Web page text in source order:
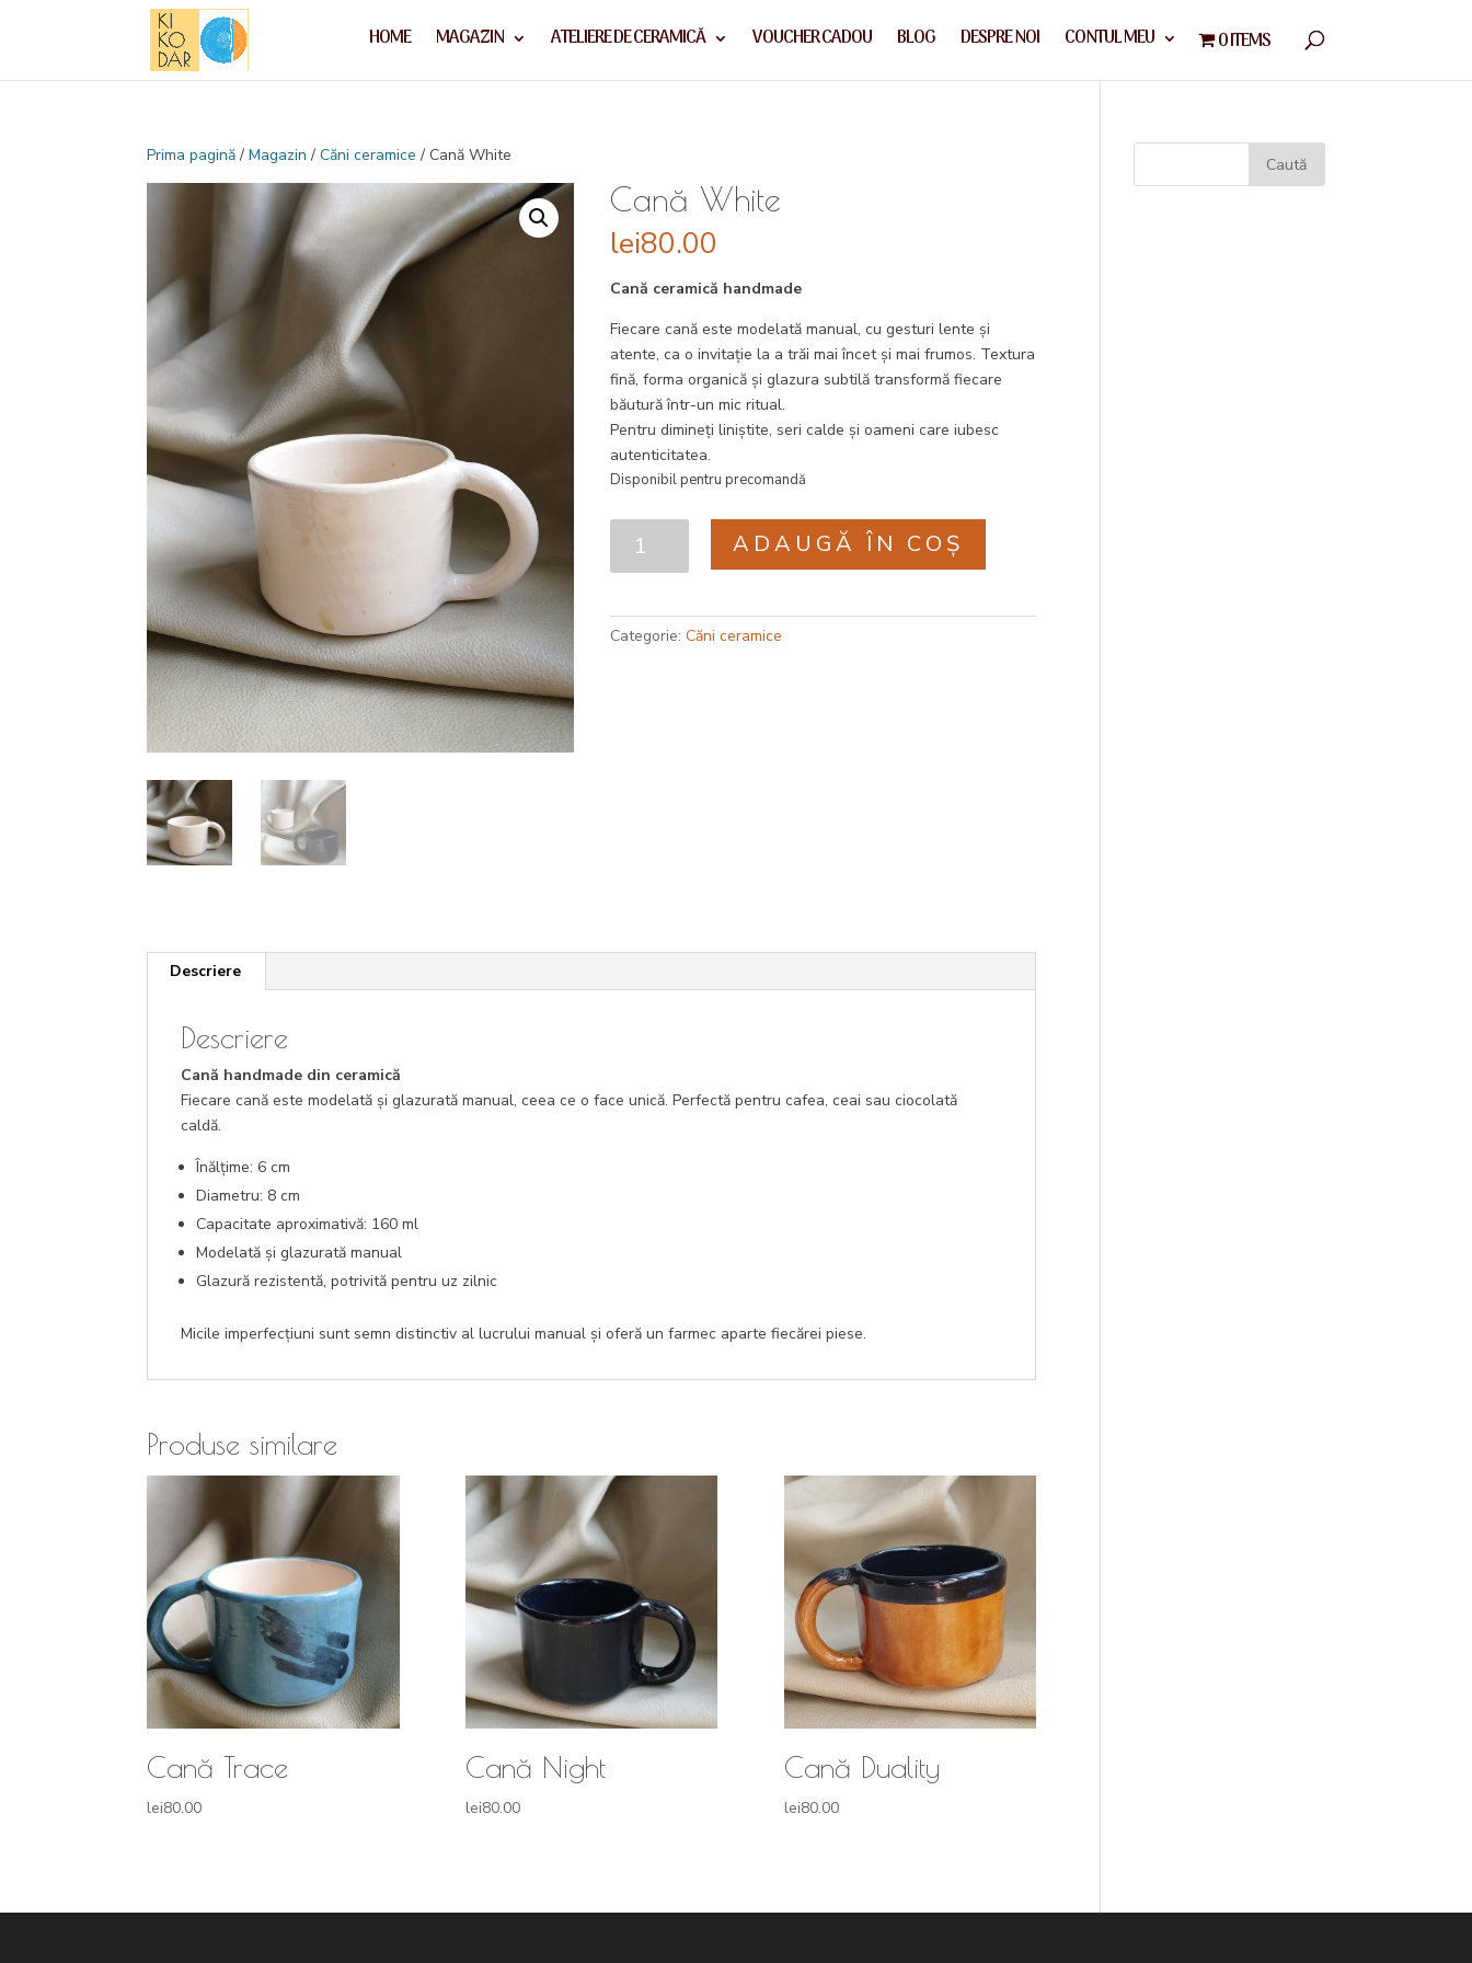
HOME MAGAZIN ATELIERE DE CERAMICĂ VOUCHER CADOU BLOG DESPRE NOI CONTUL MEU 0 ITEMS
Prima pagină /Magazin /Căni ceramice / Cană White
Cană White
lei80.00
Cană ceramică handmade
Fiecare cană este modelată manual, cu gesturi lente și
atente, ca o invitație la a trăi mai încet și mai frumos. Textura
fină, forma organică și glazura subtilă transformă fiecare
băutură într-un mic ritual.
Pentru dimineți liniștite, seri calde și oameni care iubesc
autenticitatea.
Disponibil pentru precomandă
Cană
ADAUGĂ ÎN COȘ
Categorie: Căni ceramice
Descriere
Descriere
Cană handmade din ceramică
Fiecare cană este modelată și glazurată manual, ceea ce o face unică. Perfectă pentru cafea, ceai sau ciocolată
caldă.
Înălțime: 6 cm
Diametru: 8 cm
Capacitate aproximativă: 160 ml
Modelată și glazurată manual
Glazură rezistentă, potrivită pentru uz zilnic
Micile imperfecțiuni sunt semn distinctiv al lucrului manual și oferă un farmec aparte fiecărei piese.
Produse similare
Cană Trace
lei80.00
Cană Night
lei80.00
Cană Duality
lei80.00